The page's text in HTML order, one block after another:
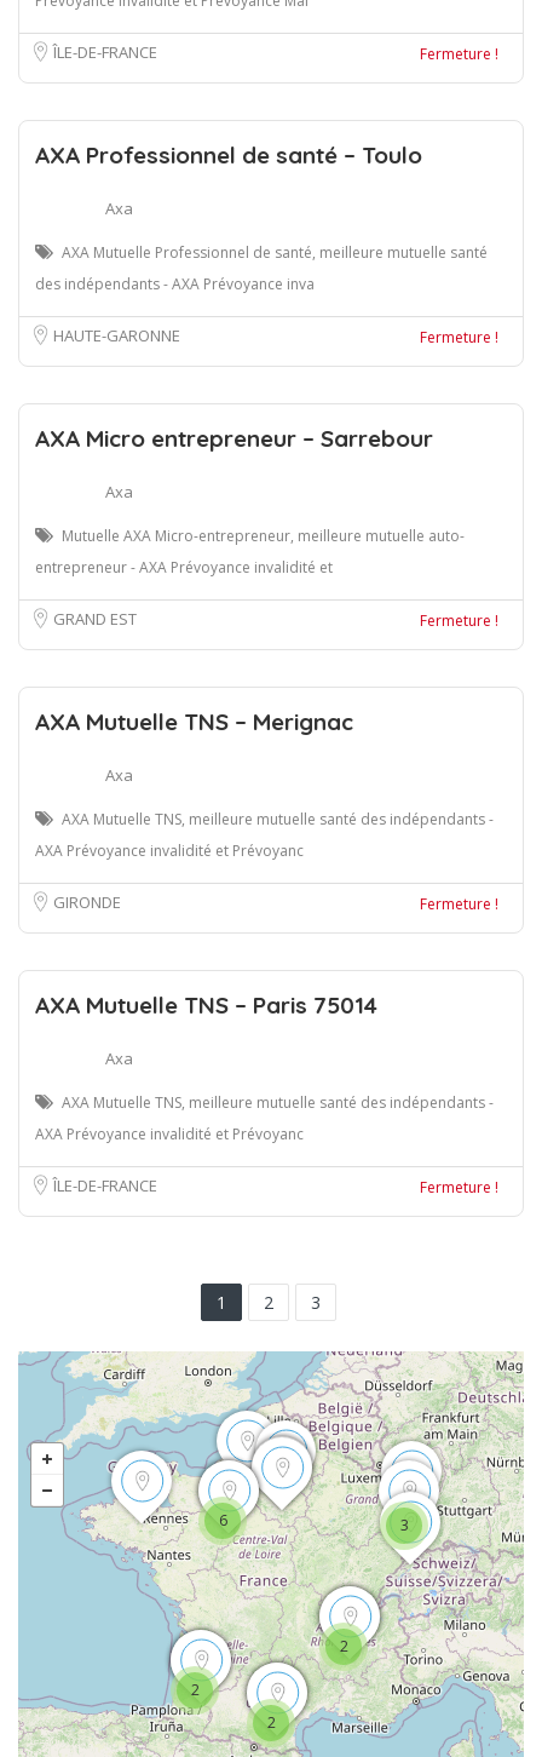
ÎLE-DE-FRANCE Fermeture !
AXA Professionnel de santé – Toulo
Axa
AXA Mutuelle Professionnel de santé, meilleure mutuelle santé
des indépendants - AXA Prévoyance inva
HAUTE-GARONNE Fermeture !
AXA Micro entrepreneur – Sarrebour
Axa
Mutuelle AXA Micro-entrepreneur, meilleure mutuelle auto-
entrepreneur - AXA Prévoyance invalidité et
GRAND EST Fermeture !
AXA Mutuelle TNS – Merignac
Axa
AXA Mutuelle TNS, meilleure mutuelle santé des indépendants -
AXA Prévoyance invalidité et Prévoyanc
GIRONDE Fermeture !
AXA Mutuelle TNS – Paris 75014
Axa
AXA Mutuelle TNS, meilleure mutuelle santé des indépendants -
AXA Prévoyance invalidité et Prévoyanc
ÎLE-DE-FRANCE Fermeture !
1 2 3
2
2
3
2
6